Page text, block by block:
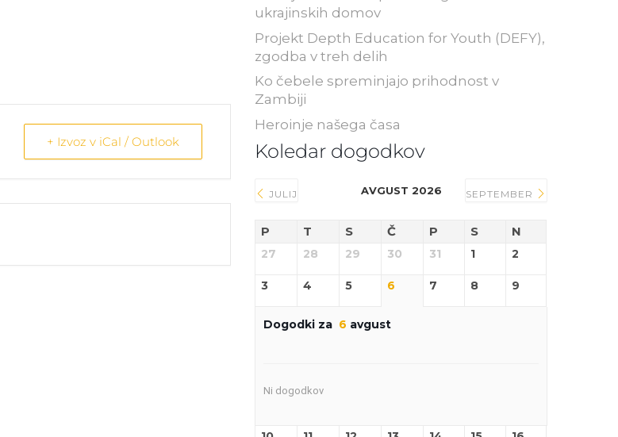
+ Izvoz v iCal / Outlook
ukrajinskih domov
Projekt Depth Education for Youth (DEFY),
zgodba v treh delih
Ko čebele spreminjajo prihodnost v
Zambiji
Heroinje našega časa
Koledar dogodkov
JULIJ AVGUST 2026 SEPTEMBER
P T S Č P S N
27 28 29 30 31 1 2
3 4 5 6 7 8 9
Dogodki za 6 avgust
Ni dogodkov